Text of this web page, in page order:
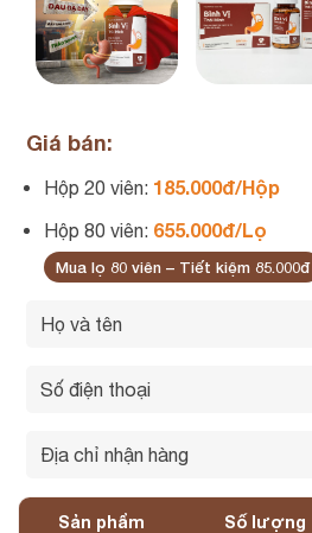
Giá bán:
Hộp 20 viên: 185.000đ/Hộp
Hộp 80 viên: 655.000đ/Lọ
Mua lọ 80 viên – Tiết kiệm 85.000đ
Sản phẩm Số lượng